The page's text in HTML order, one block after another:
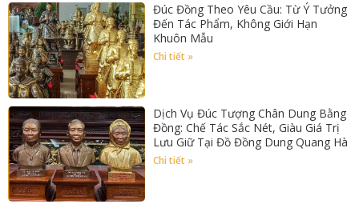
Đúc Đồng Theo Yêu Cầu: Từ Ý Tưởng
Đến Tác Phẩm, Không Giới Hạn
Khuôn Mẫu
Chi tiết »
Dịch Vụ Đúc Tượng Chân Dung Bằng
Đồng: Chế Tác Sắc Nét, Giàu Giá Trị
Lưu Giữ Tại Đồ Đồng Dung Quang Hà
Chi tiết »